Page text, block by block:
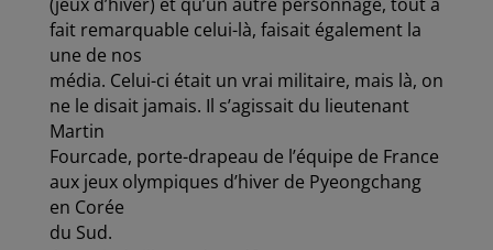
fait remarquable celui-là, faisait également la
une de nos
média. Celui-ci était un vrai militaire, mais là, on
ne le disait jamais. Il s’agissait du lieutenant
Martin
Fourcade, porte-drapeau de l’équipe de France
aux jeux olympiques d’hiver de Pyeongchang
en Corée
du Sud.